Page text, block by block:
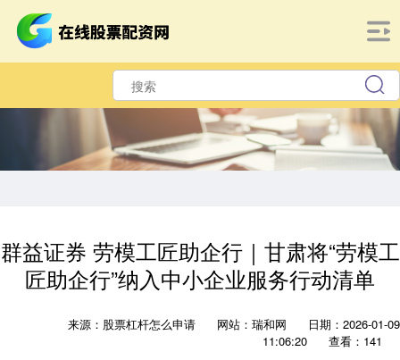
群益证券 劳模工匠助企行｜甘肃将“劳模工
匠助企行”纳入中小企业服务行动清单
来源：股票杠杆怎么申请 网站：瑞和网
日期：2026-01-09
11:06:20
查看：141